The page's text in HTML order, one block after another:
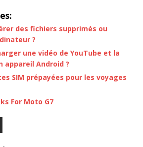
des fichiers supprimés ou
?
une vidéo de YouTube et la
appareil Android ?
SIM prépayées pour les voyages
For Moto G7